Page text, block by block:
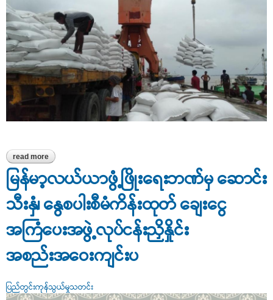
read more about မိုခါဆိုင်ကလုန်းမုန်တိုင်း ‌ဘေးသင့်ပြည်သူများအတွက် ဆန်များ
တင်ပို့
မြန်မာ့လယ်ယာဖွံ့ဖြိုးရေးဘဏ်မှ ဆောင်း
သီးနှံ၊ နွေစပါးစီမံကိန်းထုတ် ချေးငွေ
အကြံပေးအဖွဲ့လုပ်ငန်းညှိနှိုင်း
အစည်းအဝေးကျင်းပ
ပြည်တွင်းကုန်သွယ်မှုသတင်း